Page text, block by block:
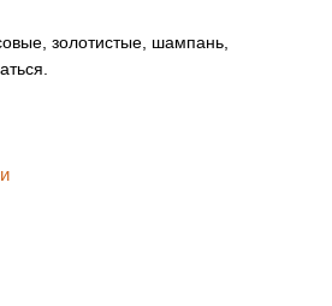
золотистые, шампань,